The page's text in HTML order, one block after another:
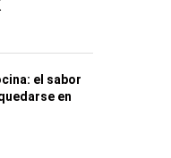
el sabor
en